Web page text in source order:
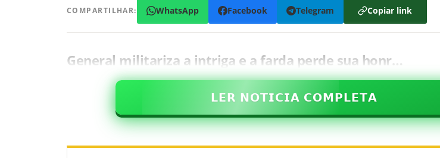
COMPARTILHAR: WhatsApp Facebook Telegram Copiar link
General militariza a intriga e a farda perde sua honr…
𝗟𝗘𝗥 𝗡𝗢𝗧𝗜𝗖𝗜𝗔 𝗖𝗢𝗠𝗣𝗟𝗘𝗧𝗔